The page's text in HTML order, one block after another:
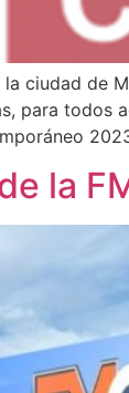
ciudad de
para todos
la